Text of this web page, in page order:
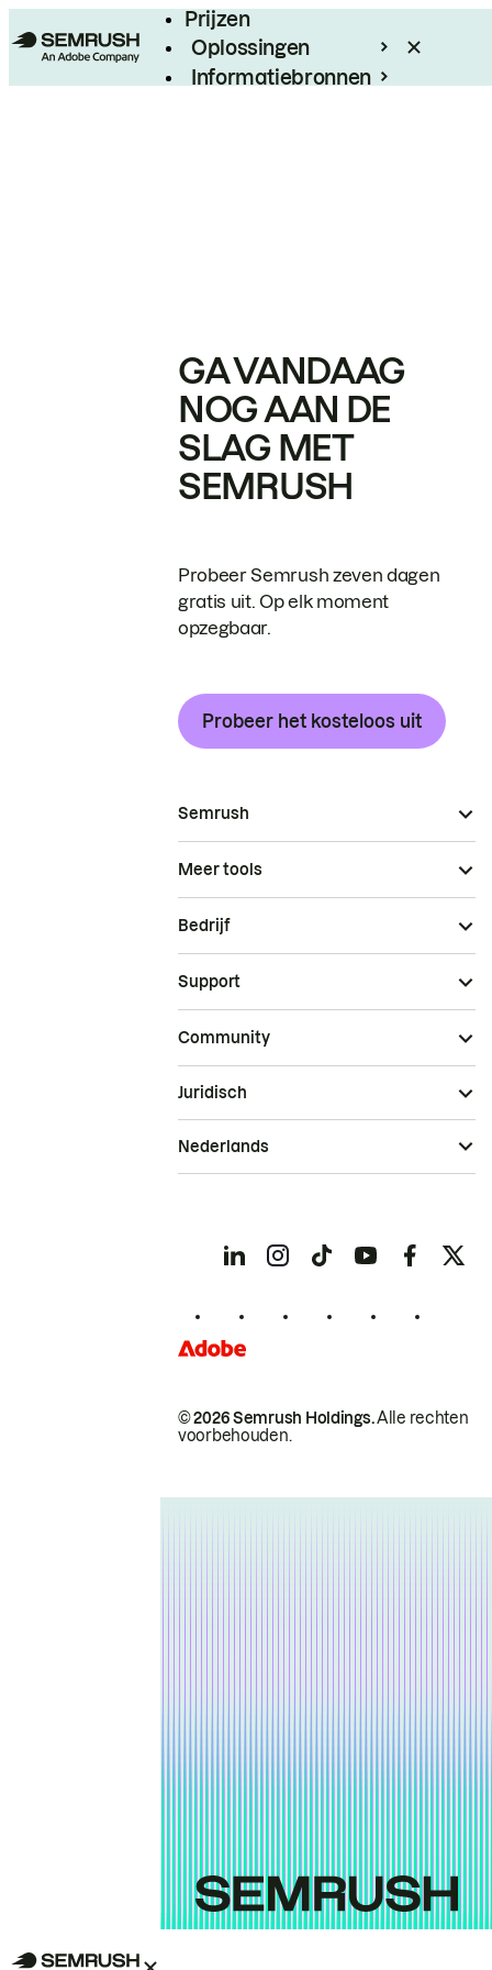
Prijzen
Oplossingen
Informatiebronnen
GA VANDAAG
NOG AAN DE
SLAG MET
SEMRUSH
Probeer Semrush zeven dagen
gratis uit. Op elk moment
opzegbaar.
Probeer het kosteloos uit
Semrush
Meer tools
Bedrijf
Support
Community
© 2026 Semrush Holdings.Alle rechten
voorbehouden.
Juridisch
Nederlands